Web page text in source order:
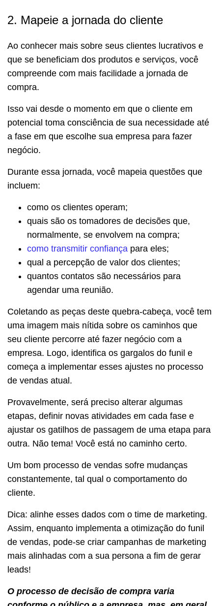
2. Mapeie a jornada do cliente
Ao conhecer mais sobre seus clientes lucrativos e
que se beneficiam dos produtos e serviços, você
compreende com mais facilidade a jornada de
compra.
Isso vai desde o momento em que o cliente em
potencial toma consciência de sua necessidade até
a fase em que escolhe sua empresa para fazer
negócio.
Durante essa jornada, você mapeia questões que
incluem:
como os clientes operam;
quais são os tomadores de decisões que,
normalmente, se envolvem na compra;
como transmitir confiança para eles;
qual a percepção de valor dos clientes;
quantos contatos são necessários para
agendar uma reunião.
Coletando as peças deste quebra-cabeça, você tem
uma imagem mais nítida sobre os caminhos que
seu cliente percorre até fazer negócio com a
empresa. Logo, identifica os gargalos do funil e
começa a implementar esses ajustes no processo
de vendas atual.
Provavelmente, será preciso alterar algumas
etapas, definir novas atividades em cada fase e
ajustar os gatilhos de passagem de uma etapa para
outra. Não tema! Você está no caminho certo.
Um bom processo de vendas sofre mudanças
constantemente, tal qual o comportamento do
cliente.
Dica: alinhe esses dados com o time de marketing.
Assim, enquanto implementa a otimização do funil
de vendas, pode-se criar campanhas de marketing
mais alinhadas com a sua persona a fim de gerar
leads!
O processo de decisão de compra varia